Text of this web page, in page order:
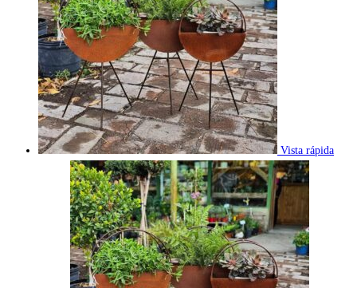
Vista rápida